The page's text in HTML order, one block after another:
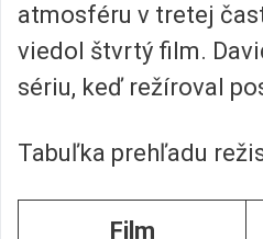
atmosféru v tretej
viedol štvrtý film.
sériu, keď režíroval
Tabuľka prehľadu
Film